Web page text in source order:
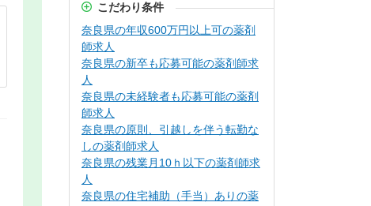
こだわり条件
奈良県の年収600万円以上可の薬剤
師求人
奈良県の新卒も応募可能の薬剤師求
人
奈良県の未経験者も応募可能の薬剤
師求人
奈良県の原則、引越しを伴う転勤な
しの薬剤師求人
奈良県の残業月10ｈ以下の薬剤師求
人
奈良県の住宅補助（手当）ありの薬